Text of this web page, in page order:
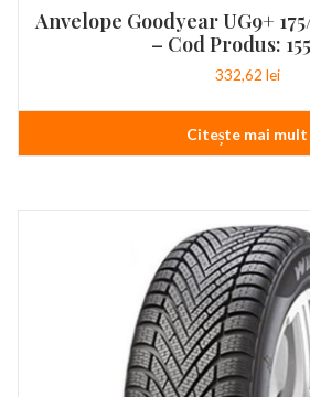
Anvelope Goodyear UG9+
– Cod Produs:
332,62 lei
Citește mai mult